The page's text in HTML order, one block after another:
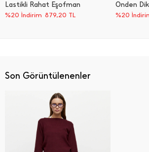
Lastikli Rahat Eşofman
%20 İndirim 879,20 TL
Önden
%20
Son Görüntülenenler